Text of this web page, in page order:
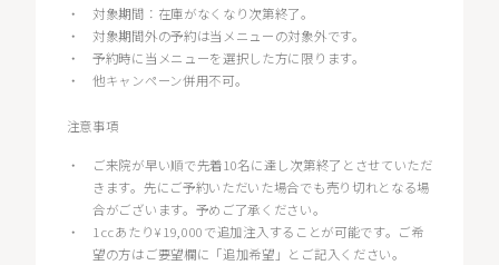
・ 対象期間：在庫がなくなり次第終了。
・ 対象期間外の予約は当メニューの対象外です。
・予約時に当メニューを選択した方に限ります。
・他キャンペーン併用不可。
注意事項
・
ご来院が早い順で先着10名に達し次第終了とさせていただ
きます。先にご予約いただいた場合でも売り切れとなる場
合がございます。予めご了承ください。
・
1ccあたり¥19,000で追加注入することが可能です。ご希
望の方はご要望欄に「追加希望」とご記入ください。